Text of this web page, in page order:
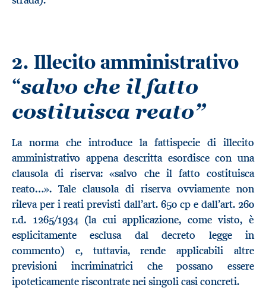
2. Illecito amministrativo
“salvo che il fatto
costituisca reato”
La norma che introduce la fattispecie di illecito
amministrativo appena descritta esordisce con una
clausola di riserva: «salvo che il fatto costituisca
reato…». Tale clausola di riserva ovviamente non
rileva per i reati previsti dall’art. 650 cp e dall’art. 260
r.d. 1265/1934 (la cui applicazione, come visto, è
esplicitamente esclusa dal decreto legge in
commento) e, tuttavia, rende applicabili altre
previsioni incriminatrici che possano essere
ipoteticamente riscontrate nei singoli casi concreti.